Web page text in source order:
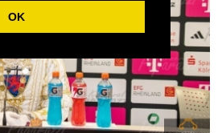
OK